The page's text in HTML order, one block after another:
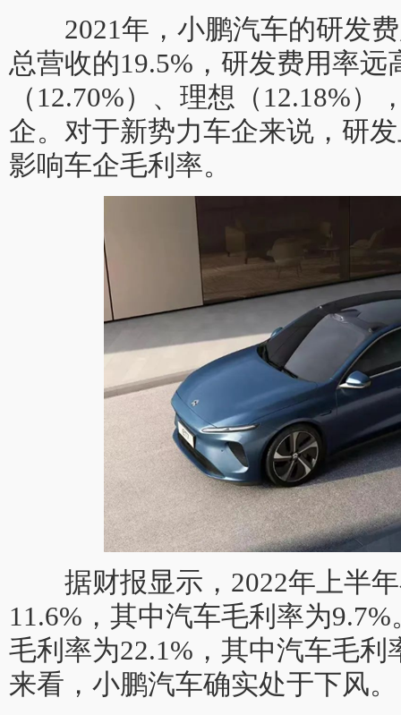
2021年，小鹏汽车的研发费
总营收的19.5%，研发费用率远
（12.70%）、理想（12.18%
企。对于新势力车企来说，研
影响车企毛利率。
据财报显示，2022年上半年
11.6%，其中汽车毛利率为
毛利率为22.1%，其中汽车毛利
来看，小鹏汽车确实处于下风。